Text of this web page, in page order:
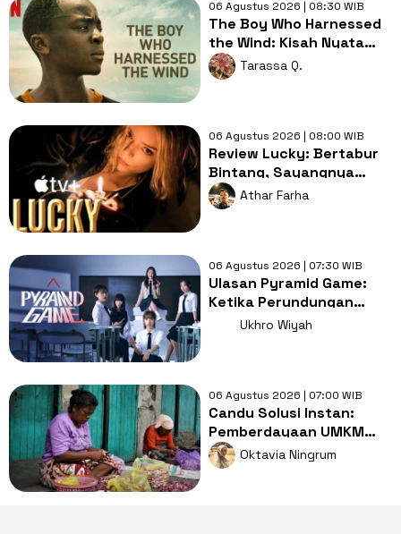
06 Agustus 2026 | 08:30 WIB
The Boy Who Harnessed
the Wind: Kisah Nyata
Remaja yang
Menyelamatkan Desa
Tarassa Q.
06 Agustus 2026 | 08:00 WIB
Review Lucky: Bertabur
Bintang, Sayangnya
Naskah Terlalu Dangkal
Dinikmati
Athar Farha
06 Agustus 2026 | 07:30 WIB
Ulasan Pyramid Game:
Ketika Perundungan
Menjadi Hal yang
Ukhro Wiyah
06 Agustus 2026 | 07:00 WIB
Candu Solusi Instan:
Pemberdayaan UMKM
atau Kegagalan Cipta
Lapangan Kerja?
Oktavia Ningrum